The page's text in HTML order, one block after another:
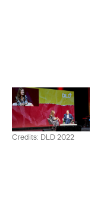
Credits: DLD 2022